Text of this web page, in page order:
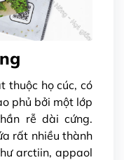
thuộc họ cúc, có
phủ bởi một lớp
rễ dài cứng.
rất nhiều thành
arctiin, appaol